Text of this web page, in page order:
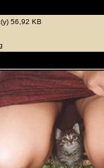
56,92 KB